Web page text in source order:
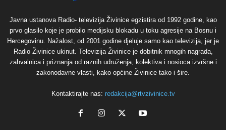
Javna ustanova Radio- televizija Živinice egzistira od 1992 godine, kao
prvo glasilo koje je probilo medijsku blokadu u toku agresije na Bosnu i
Hercegovinu. Nažalost, od 2001 godine djeluje samo kao televizija, jer je
Radio Živinice ukinut. Televizija Živinice je dobitnik mnogih nagrada,
zahvalnica i priznanja od raznih udruženja, kolektiva i nosioca izvršne i
zakonodavne vlasti, kako općine Živinice tako i šire.
Kontaktirajte nas: redakcija@rtvzivinice.tv